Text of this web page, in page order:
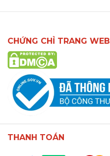
CHỨNG CHỈ TRANG WEB
THANH TOÁN